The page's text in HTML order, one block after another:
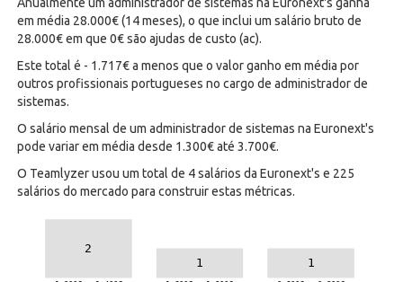
em média 28.000€ (14 meses), o que inclui um salário bruto de
28.000€ em que 0€ são ajudas de custo (ac).
Este total é - 1.717€ a menos que o valor ganho em média por
outros profissionais portugueses no cargo de administrador de
sistemas.
O salário mensal de um administrador de sistemas na Euronext's
pode variar em média desde 1.300€ até 3.700€.
O Teamlyzer usou um total de 4 salários da Euronext's e 225
salários do mercado para construir estas métricas.